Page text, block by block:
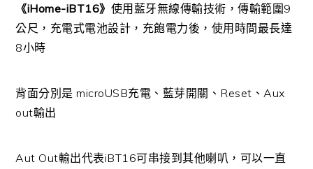
《iHome-iBT16》 使用藍牙無線傳輸技術，傳輸範圍9
公尺，充電式電池設計，充飽電力後，使用時間最長達
8小時
背面分別是 microUSB充電、藍芽開關、Reset、Aux
out輸出
Aut Out輸出代表iBT16可串接到其他喇叭，可以一直